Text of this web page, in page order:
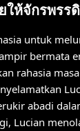
ให้จักรพรร
untuk
bermata
rahasia
abadi
Lucian